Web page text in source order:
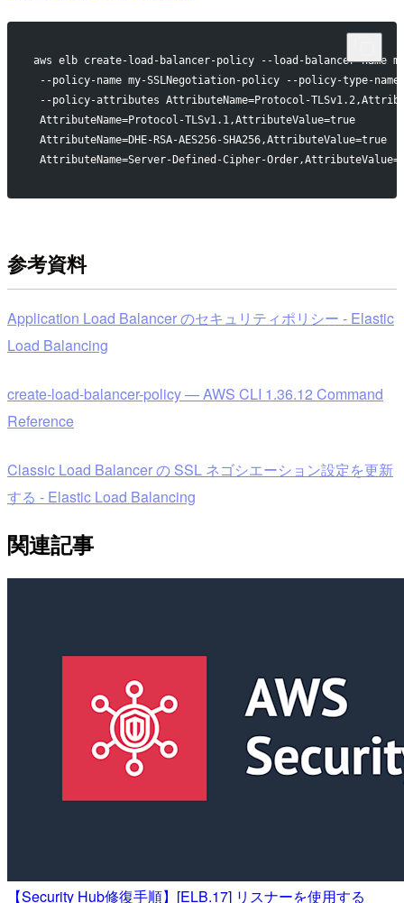
aws elb create-load-balancer-policy --load-balancer-name
--policy-name my-SSLNegotiation-policy --policy-type-
--policy-attributes AttributeName=Protocol-
AttributeName=Protocol-TLSv1.1,AttributeValue=true
AttributeName=DHE-RSA-AES256-SHA256,AttributeValue=true
AttributeName=Server-Defined-Cipher-
参考資料
Application Load Balancer のセキュリティポリシー - Elastic
Load Balancing
create-load-balancer-policy — AWS CLI 1.36.12 Command
Reference
Classic Load Balancer の SSL ネゴシエーション設定を更新
する - Elastic Load Balancing
関連記事
【Security Hub修復手順】[ELB.17] リスナーを使用する